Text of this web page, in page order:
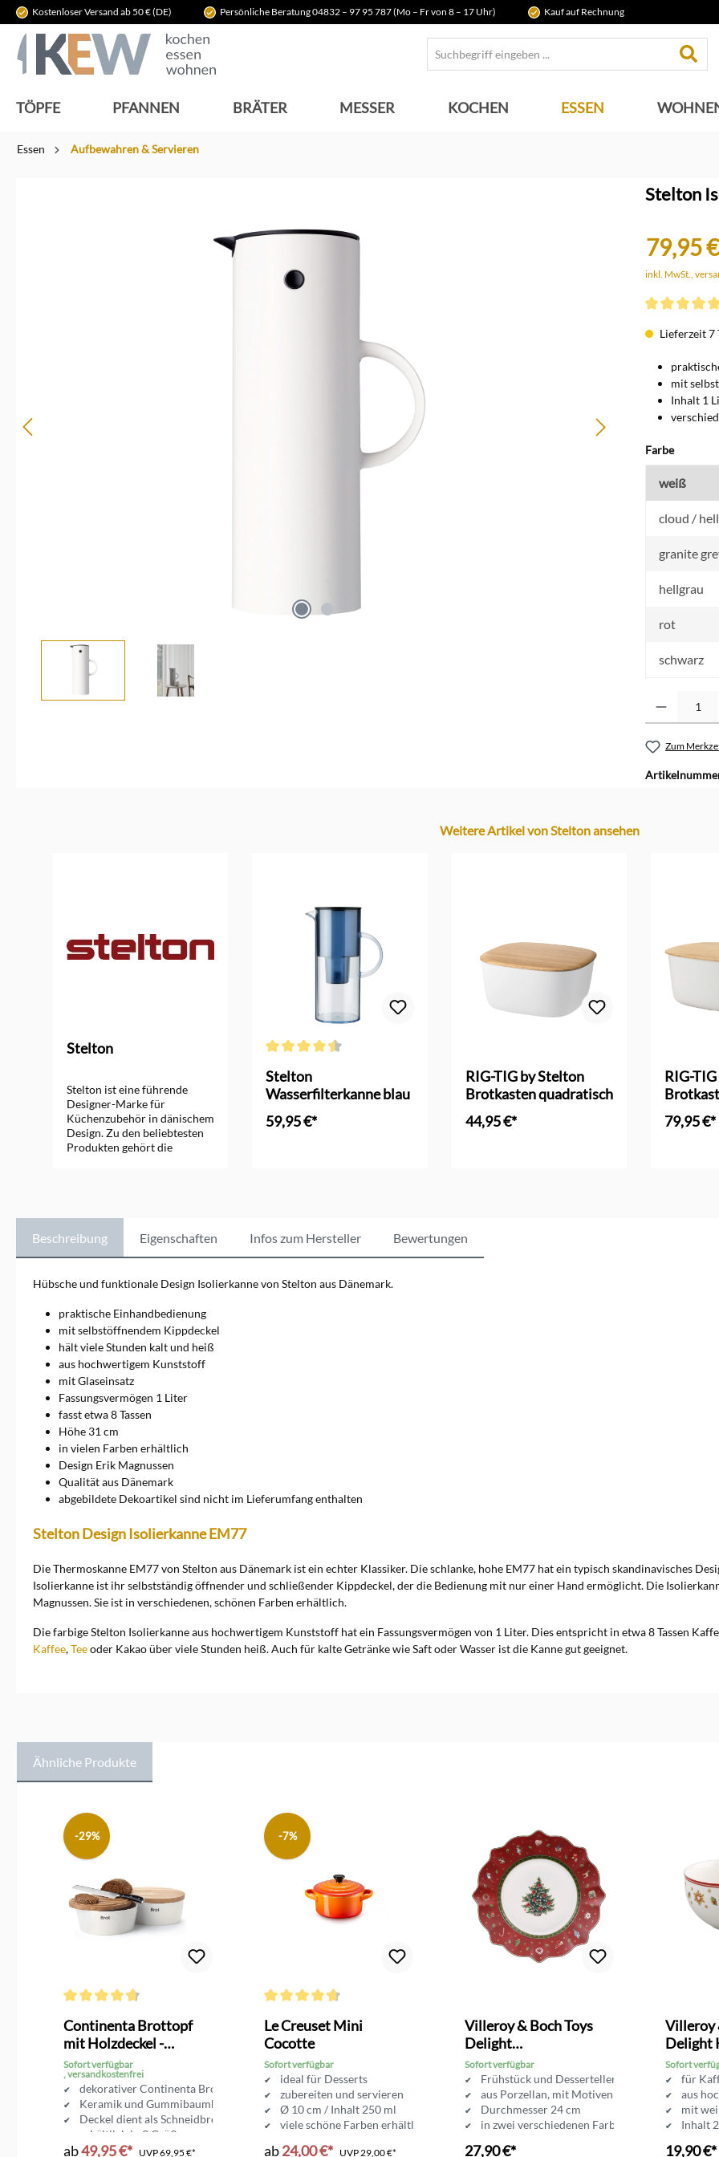
Zur Hauptnavigation springen
Kostenloser Versand ab 50 € (DE) Persönliche Beratung 04832 – 97 95 787 (Mo – Fr von 8 – 17 Uhr) Kauf auf Rechnung
TÖPFE PFANNEN BRÄTER MESSER KOCHEN ESSEN
Essen Aufbewahren & Servieren
Stelton
79,95
inkl. MwSt.,
Lieferzeit 7
mit
Inhalt 1
Farbe
weiß
cloud /
granite
hellgrau
rot
schwarz
Zum
Weitere Artikel von Stelton ansehen
Stelton
Stelton ist eine führende
Designer-Marke für
Küchenzubehör in dänischem
Design. Zu den beliebtesten
Produkten gehört die
entwickelte sich zu einer der
wichtigsten Marken für
hochwertiges Tisch- und
Servierzubehör aus Edelstahl
in Skandinavien. Stelton ist
bekannt für zeitloses,
langlebige Produkte, die weit
über die Grenzen Dänemarks
hinaus geschätzt werden.
Entdecken Sie die Vielfalt und
Qualität von Stelton für Ihre
Markeninformationen:
Stelton Christianshavn Kanal
4, 1406 København K,
Dänemark, info@stelton.com
Stelton
Wasserfilterkanne blau
59,95 €*
RIG-TIG by Stelton
Brotkasten quadratisch
44,95 €*
RIG-
79,95 €*
Beschreibung Eigenschaften Infos zum Hersteller Bewertungen
Hübsche und funktionale Design Isolierkanne von Stelton aus Dänemark.
praktische Einhandbedienung
mit selbstöffnendem Kippdeckel
hält viele Stunden kalt und heiß
aus hochwertigem Kunststoff
mit Glaseinsatz
Fassungsvermögen 1 Liter
fasst etwa 8 Tassen
Höhe 31 cm
in vielen Farben erhältlich
Design Erik Magnussen
Qualität aus Dänemark
abgebildete Dekoartikel sind nicht im Lieferumfang enthalten
Stelton Design Isolierkanne EM77
Die Thermoskanne EM77 von Stelton aus Dänemark ist ein echter Klassiker. Die schlanke, hohe EM77 hat ein typisch skandinavisches
Isolierkanne ist ihr selbstständig öffnender und schließender Kippdeckel, der die Bedienung mit nur einer Hand ermöglicht. Die
Magnussen. Sie ist in verschiedenen, schönen Farben erhältlich.
Die farbige Stelton Isolierkanne aus hochwertigem Kunststoff hat ein Fassungsvermögen von 1 Liter. Dies entspricht in etwa 8 Tassen
Kaffee,Teeoder Kakao über viele Stunden heiß. Auch für kalte Getränke wie Saft oder Wasser ist die Kanne gut geeignet.
Ähnliche Produkte
-29%
Continenta Brottopf
mit Holzdeckel -
Brotkasten
Sofort verfügbar
, versandkostenfrei
dekorativer Continenta Brottopf
Keramik und Gummibaumholz
Deckel dient als Schneidbrett
erhältlich in 3 Größen
ab49,95 €* UVP69,95 €*
-7%
Le Creuset Mini
Cocotte
Sofort verfügbar
ideal für Desserts
zubereiten und servieren
Ø 10 cm / Inhalt 250 ml
viele schöne Farben erhältlich
ab24,00 €* UVP 29,00 €*
Villeroy & Boch Toys
Delight
Frühstücksteller
Sofort verfügbar
Frühstück und Desserteller
aus Porzellan, mit Motiven
Durchmesser 24 cm
in zwei verschiedenen Farben erhältlich
27,90 €*
Villeroy
Delight
Sofort
für
aus
mit
Inhalt
19,90 €*